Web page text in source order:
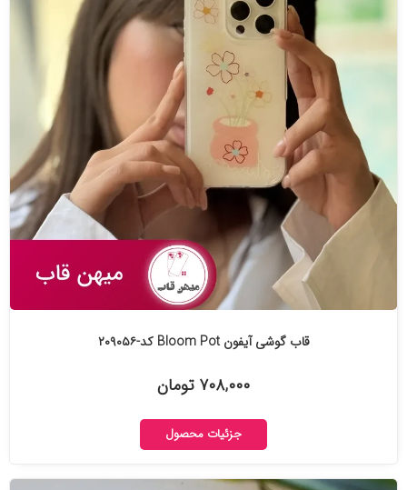
قاب گوشی آیفون Bloom Pot کد-۲۰۹۰۵۶
۷۰۸,۰۰۰ تومان
جزئیات محصول